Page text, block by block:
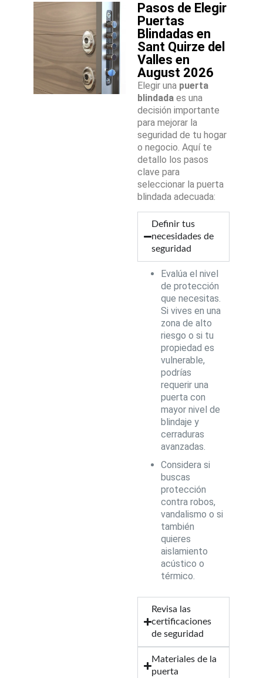
Pasos de Elegir
Puertas
Blindadas en
Sant Quirze del
Valles en
August 2026
Elegir una puerta
blindada es una
decisión importante
para mejorar la
seguridad de tu hogar
o negocio. Aquí te
detallo los pasos
clave para
seleccionar la puerta
blindada adecuada:
Definir tus
necesidades de
seguridad
Evalúa el nivel
de protección
que necesitas.
Si vives en una
zona de alto
riesgo o si tu
propiedad es
vulnerable,
podrías
requerir una
puerta con
mayor nivel de
blindaje y
cerraduras
avanzadas.
Considera si
buscas
protección
contra robos,
vandalismo o si
también
quieres
aislamiento
acústico o
térmico.
Revisa las
certificaciones
de seguridad
Materiales de la
puerta